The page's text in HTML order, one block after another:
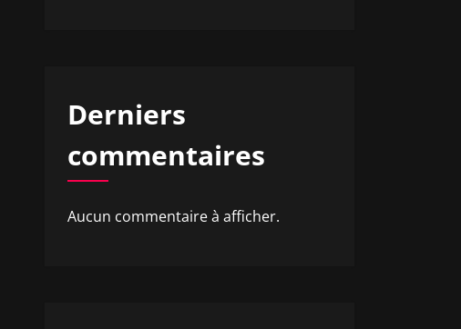
Derniers
commentaires
Aucun commentaire à afficher.